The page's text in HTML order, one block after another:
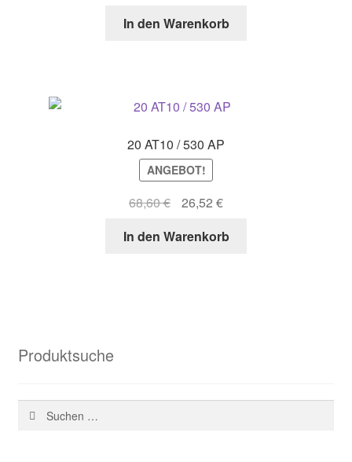
war:
ist:
In den Warenkorb
20 AT10 / 530 AP
ANGEBOT!
68,60€
Ursprünglicher
war:
26,52 €Aktueller
ist:
In den Warenkorb
Produktsuche
nach: